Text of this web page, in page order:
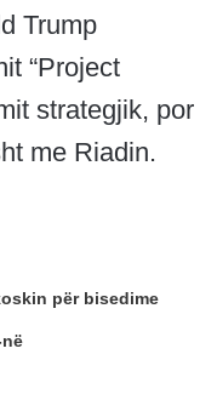
Trump
“Project
strategjik, por
me Riadin.
për bisedime
në